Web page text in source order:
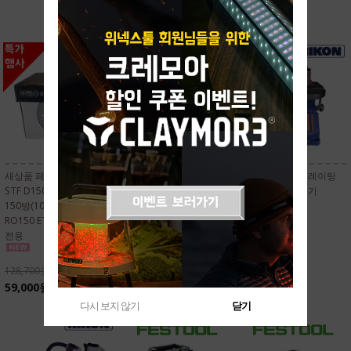
새상품 페스툴 원형사포
STF D150/48 6인치48홀
150방(100장) 575165
RO150 ETS150 LEX150
전용
128,700원
59,000원
새상품 페스툴 정품 원형
사포 STF D150/48 4종 세
트 RO150. ETS150.
LEX150 전용
47,250원
21,900원
RIKON 리콘 오실레이팅
벨트/스핀들 샌더기
Model 50-310
369,000원
다시 보지 않기 닫기
다시 보지 않기 닫기